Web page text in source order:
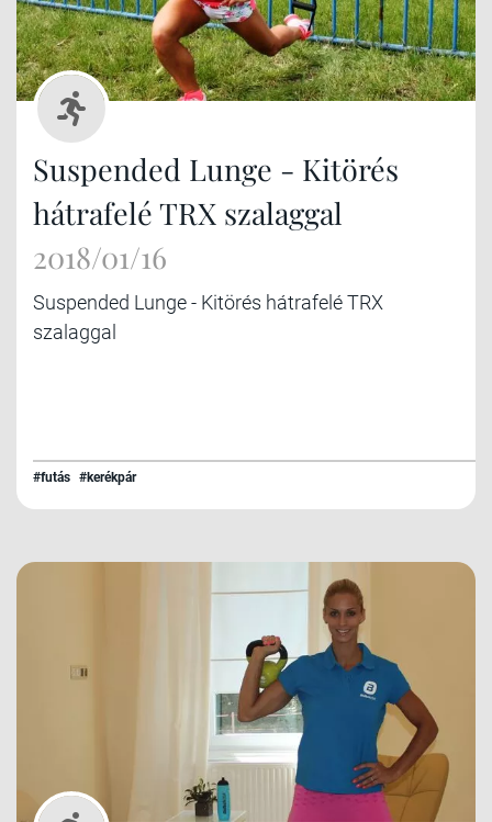
Suspended Lunge - Kitörés
hátrafelé TRX szalaggal
2018/01/16
Suspended Lunge - Kitörés hátrafelé TRX
szalaggal
#futás #kerékpár